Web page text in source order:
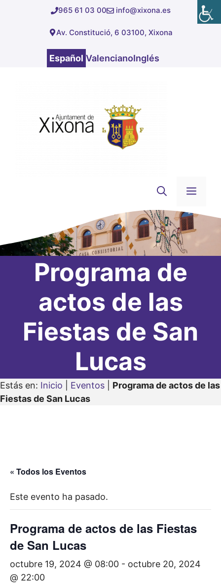
965 61 03 00 info@xixona.es
Av. Constitució, 6 03100, Xixona
Español ValencianoInglés
Programa de
actos de las
Fiestas de San
Lucas
Estás en: Inicio Eventos
Programa de actos de las
Fiestas de San Lucas
« Todos los Eventos
Este evento ha pasado.
Programa de actos de las Fiestas
de San Lucas
octubre 19, 2024 @ 08:00 - octubre 20, 2024
@ 22:00